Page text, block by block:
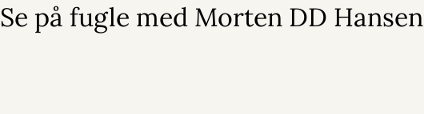
Se på fugle med Morten DD Hansen